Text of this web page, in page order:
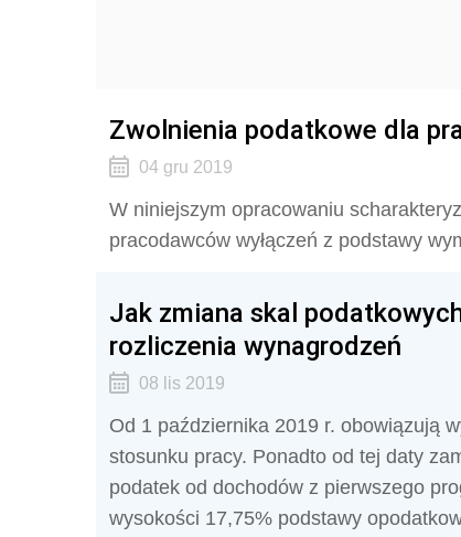
Zwolnienia podatkowe dla
04 gru 2019
W niniejszym opracowaniu
pracodawców wyłączeń z podstawy
Jak zmiana skal
rozliczenia wynagrodzeń
08 lis 2019
Od 1 października 2019 r. obowiązują
stosunku pracy. Ponadto od tej daty
podatek od dochodów z pierwszego
wysokości 17,75% podstawy